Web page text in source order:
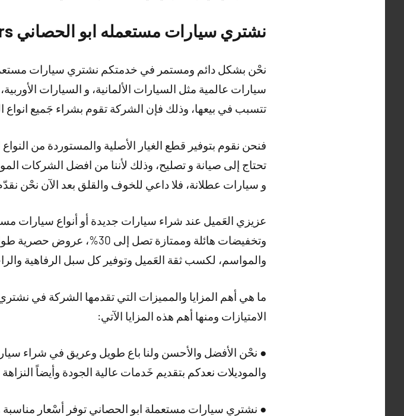
نشتري سيارات مستعمله ابو الحصاني buy used cars
نحْن بشكل دائم ومستمر في خدمتكم نشتري سيارات مستعملة
سيارات عالمية مثل السيارات الألمانية، و السيارات
تتسبب في بيعها، وذلك فإن الشركة تقوم بشراء جَميع انواع
فنحن نقوم بتوفير قطع الغيار الأصلية والمستوردة من
تحتاج إلى صيانة و تصليح، وذلك لأننا من افضل الشركات
و سيارات عطلانة، فلا داعي للخوف والقلق بعد الآن نحْن
عزيزي العَميل عند شراء سيارات جديدة أو أنواع
وتخفيضات هائلة وممتازة تصل
والمواسم، لكسب ثقة العَميل وتوفير كل سبل الرفاهية
ما هي أهم المزايا والمميزات التي تقدمها الشركة في
الامتيازات ومنها أهم هذه المزايا الآتي:
● نحْن الأفضل والأحسن ولنا باع طويل وعريق في شراء
والموديلات نعدكم بتقديم خَدمات عالية الجودة وأيضاً
● نشتري سيارات مستعملة ابو الحصاني توفر أسْعار مناسبة